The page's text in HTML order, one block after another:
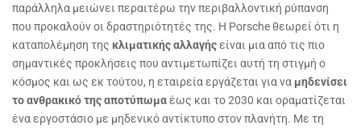
παράλληλα μειώνει περαιτέρω την περιβαλλοντική ρύπανση
που προκαλούν οι δραστηριότητές της. Η Porsche θεωρεί ότι η
καταπολέμηση της κλιματικής αλλαγήςείναι μια από τις πιο
σημαντικές προκλήσεις που αντιμετωπίζει αυτή τη στιγμή ο
κόσμος και ως εκ τούτου, η εταιρεία εργάζεται για να μηδενίσει
το ανθρακικό της αποτύπωμαέως και το 2030 και οραματίζεται
ένα εργοστάσιο με μηδενικό αντίκτυπο στον πλανήτη. Με τη